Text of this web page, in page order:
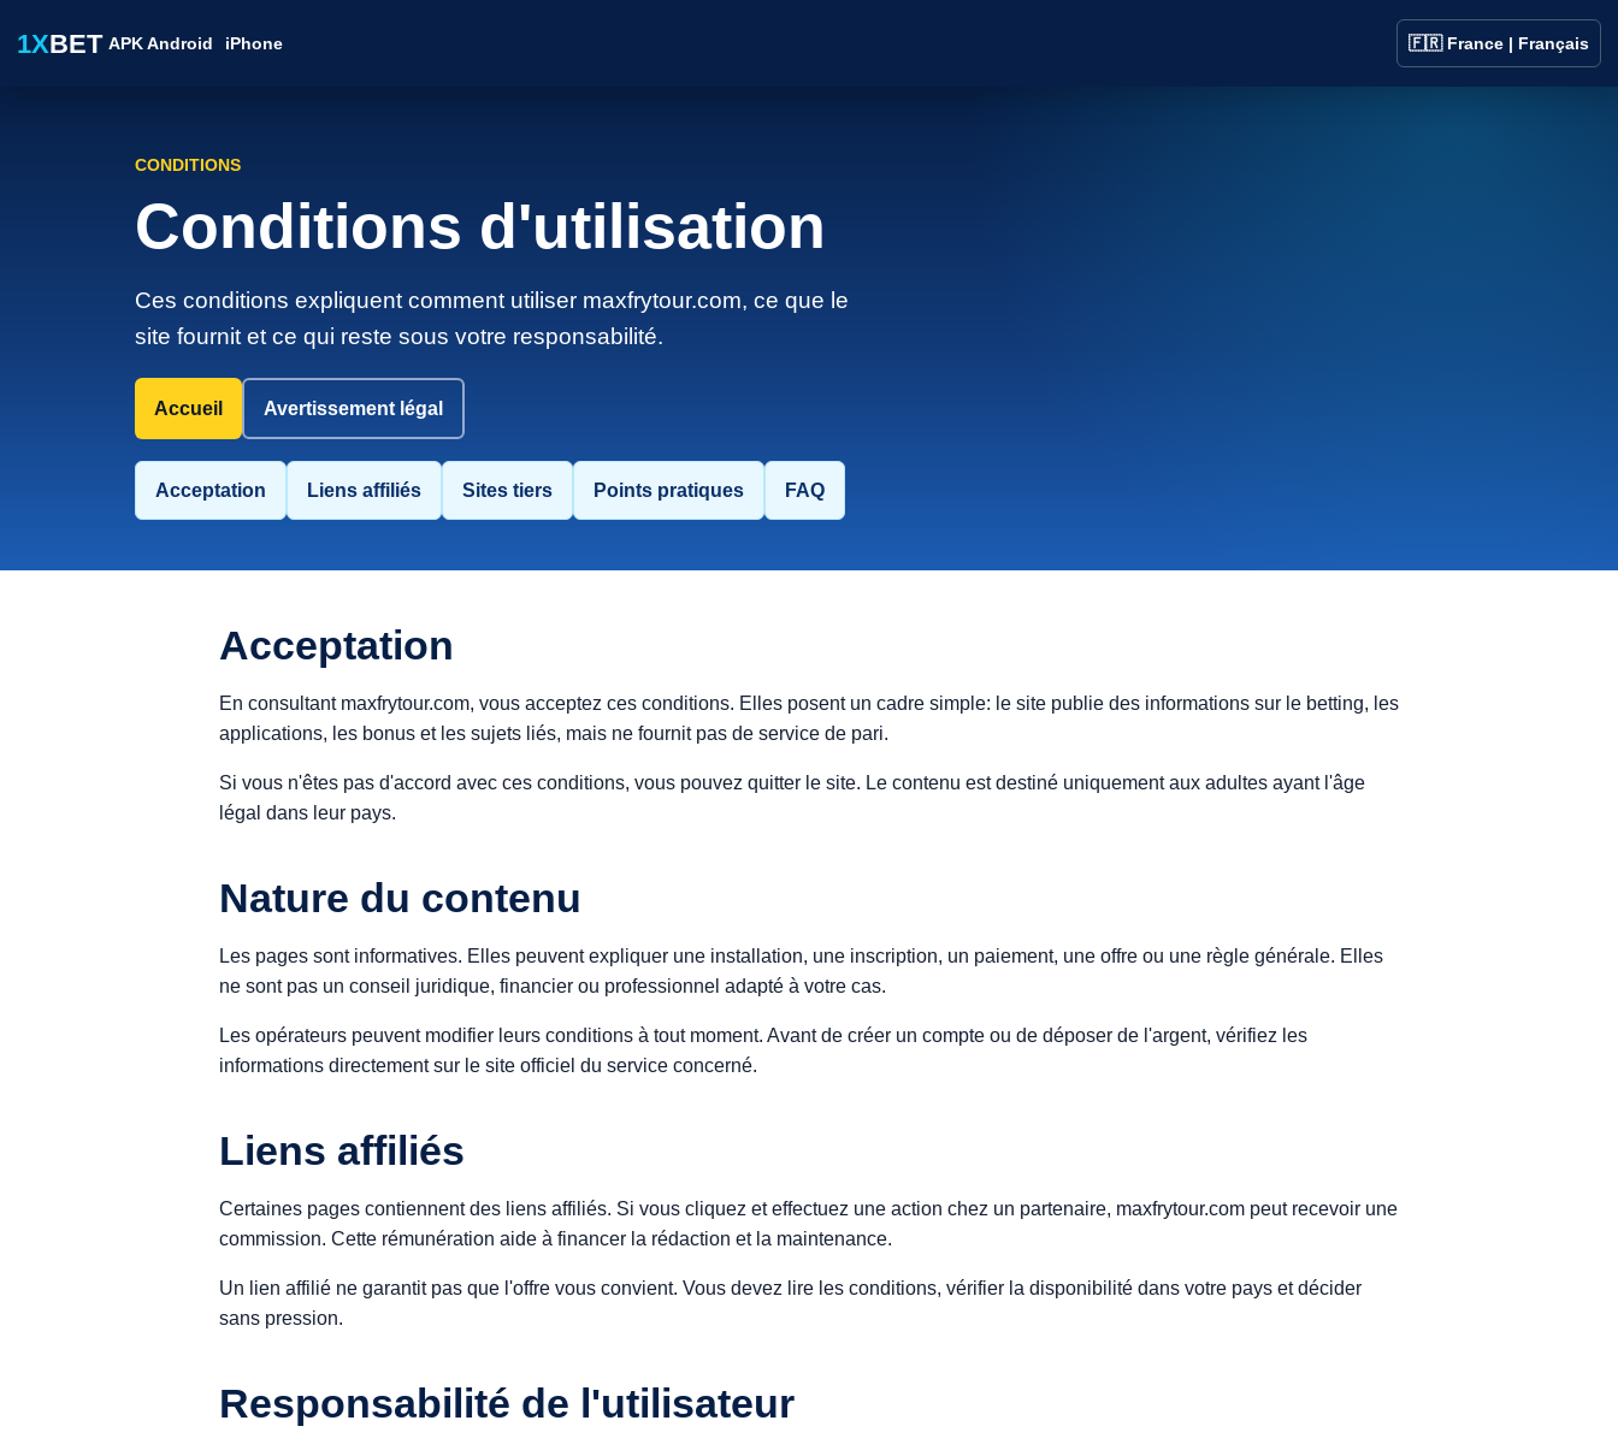
1XBET APK Android iPhone 🇫🇷 France | Français
CONDITIONS
Conditions d'utilisation
Ces conditions expliquent comment utiliser maxfrytour.com, ce que le
site fournit et ce qui reste sous votre responsabilité.
Accueil Avertissement légal
Acceptation Liens affiliés Sites tiers Points pratiques FAQ
Acceptation
En consultant maxfrytour.com, vous acceptez ces conditions. Elles posent un cadre simple: le site publie des informations sur le betting, les
applications, les bonus et les sujets liés, mais ne fournit pas de service de pari.
Si vous n'êtes pas d'accord avec ces conditions, vous pouvez quitter le site. Le contenu est destiné uniquement aux adultes ayant l'âge
légal dans leur pays.
Nature du contenu
Les pages sont informatives. Elles peuvent expliquer une installation, une inscription, un paiement, une offre ou une règle générale. Elles
ne sont pas un conseil juridique, financier ou professionnel adapté à votre cas.
Les opérateurs peuvent modifier leurs conditions à tout moment. Avant de créer un compte ou de déposer de l'argent, vérifiez les
informations directement sur le site officiel du service concerné.
Liens affiliés
Certaines pages contiennent des liens affiliés. Si vous cliquez et effectuez une action chez un partenaire, maxfrytour.com peut recevoir une
commission. Cette rémunération aide à financer la rédaction et la maintenance.
Un lien affilié ne garantit pas que l'offre vous convient. Vous devez lire les conditions, vérifier la disponibilité dans votre pays et décider
sans pression.
Responsabilité de l'utilisateur